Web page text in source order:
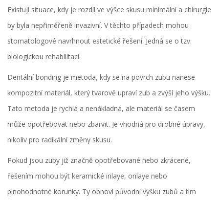
Existují situace, kdy je rozdíl ve výšce skusu minimální a chirurgie
by byla nepřiměřeně invazivní. V těchto případech mohou
stomatologové navrhnout estetické řešení. Jedná se o tzv.
biologickou rehabilitaci.
Dentální bonding je metoda, kdy se na povrch zubu nanese
kompozitní materiál, který tvarově upraví zub a zvýší jeho výšku.
Tato metoda je rychlá a nenákladná, ale materiál se časem
může opotřebovat nebo zbarvit. Je vhodná pro drobné úpravy,
nikoliv pro radikální změny skusu.
Pokud jsou zuby již značně opotřebované nebo zkrácené,
řešením mohou být keramické inlaye, onlaye nebo
plnohodnotné korunky. Ty obnoví původní výšku zubů a tím